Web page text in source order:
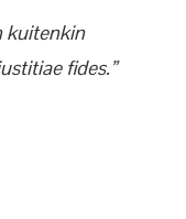
kuitenkin
fides.”